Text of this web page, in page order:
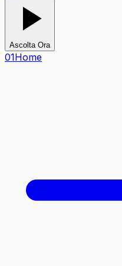
Ascolta Ora
01Home